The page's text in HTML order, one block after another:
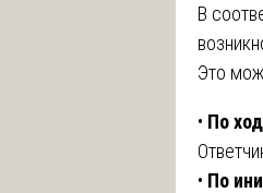
В
Это
• По
• По